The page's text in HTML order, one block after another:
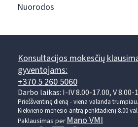
Nuorodos
Konsultacijos mokesčių
gyventojams:
+370 5 260 5060
Darbo laikas: I-IV 8.00-17.00, V 8.00-
Prieššventinę dieną - viena valanda trumpiau.
Kiekvieno mėnesio antrą penktadienį 8.00
Paklausimas per Mano VMI